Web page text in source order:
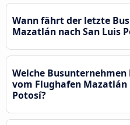
Wann fährt der letzte
Mazatlán nach San Luis
Welche
vom Flughafen Mazatlán
Potosí?